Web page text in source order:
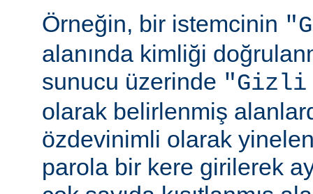
Örneğin, bir istemcinin
alanında kimliği
sunucu üzerinde "Gizli
olarak belirlenmiş
özdevinimli olarak
parola bir kere girilerek